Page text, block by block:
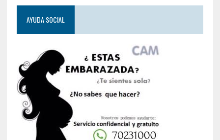
AYUDA SOCIAL